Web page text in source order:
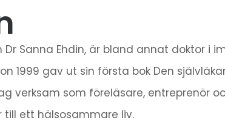
Dr Sanna Ehdin, är bland annat doktor i
1999 gav ut sin första bok Den
verksam som föreläsare, entreprenör
till ett hälsosammare liv.